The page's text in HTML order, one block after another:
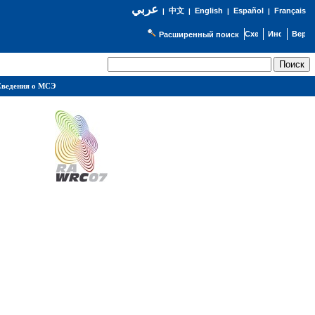
عربي| 中文| English | Español | Français
Расширенный поиск
о МСЭ